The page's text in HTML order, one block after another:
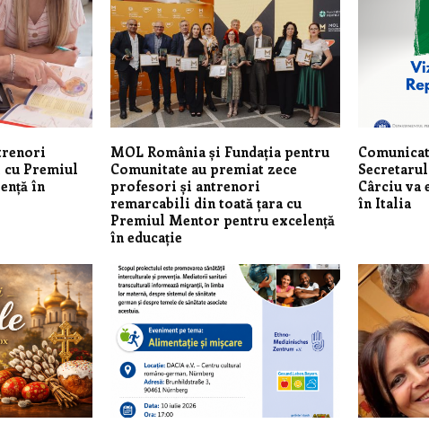
Premiul
în
MOL România și Fundația pentru
Comunitate au premiat zece
profesori și antrenori
remarcabili din toată țara cu
Premiul Mentor pentru excelență
în educație
Cârciu va
în Italia